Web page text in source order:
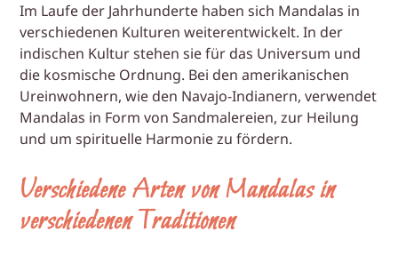
Im Laufe der Jahrhunderte haben sich Mandalas in
verschiedenen Kulturen weiterentwickelt. In der
indischen Kultur stehen sie für das Universum und
die kosmische Ordnung. Bei den amerikanischen
Ureinwohnern, wie den Navajo-Indianern, verwendet
Mandalas in Form von Sandmalereien, zur Heilung
und um spirituelle Harmonie zu fördern.
Verschiedene Arten von Mandalas in
verschiedenen Traditionen